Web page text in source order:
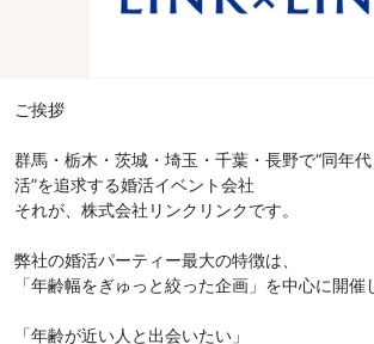
ご挨拶
群馬・栃木・茨城・埼玉・千葉・長野で“同年
活”を追求する婚活イベント会社
それが、株式会社リンクリンクです。
弊社の婚活パーティー最大の特徴は、
「年齢幅をぎゅっと絞った企画」を中心に開催
「年齢が近い人と出会いたい」